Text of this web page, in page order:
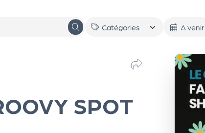
A venir
SPOT